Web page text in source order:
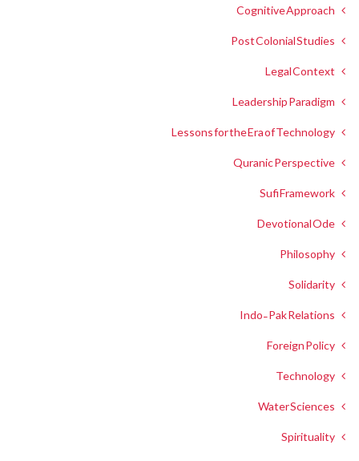
Cognitive Approach
Post Colonial Studies
Legal Context
Leadership Paradigm
Lessons for the Era of Technology
Quranic Perspective
Sufi Framework
Devotional Ode
Philosophy
Solidarity
Indo-Pak Relations
Foreign Policy
Technology
Water Sciences
Spirituality